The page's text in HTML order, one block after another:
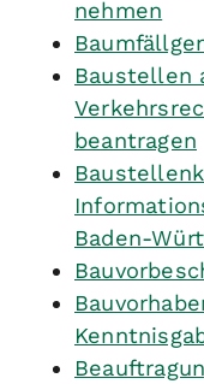
nehmen
Baustellen
beantragen
Baden-